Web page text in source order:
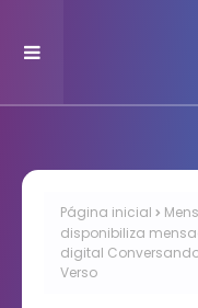
Página inicial
disponibiliza
digital
Verso